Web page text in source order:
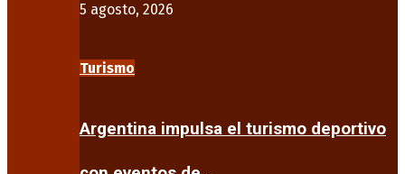
5 agosto, 2026
Turismo
Argentina impulsa el turismo deportivo